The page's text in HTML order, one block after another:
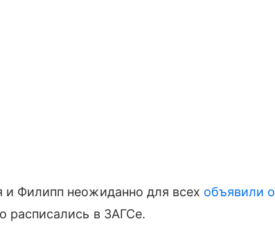
Филипп неожиданно для всех объявили о
расписались в ЗАГСе.